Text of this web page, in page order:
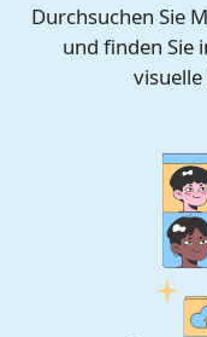
Durchsuchen Sie
und finden Sie